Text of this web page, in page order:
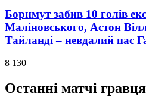
Борнмут забив 10 голів
Маліновського, Астон
Тайланді – невдалий пас
8 130
Останні матчі гравця